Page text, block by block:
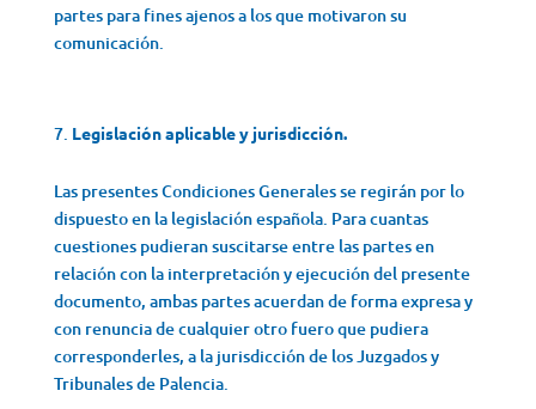
partes para fines ajenos a los que motivaron su
comunicación.
Legislación aplicable y jurisdicción.
Las presentes Condiciones Generales se regirán por lo
dispuesto en la legislación española. Para cuantas
cuestiones pudieran suscitarse entre las partes en
relación con la interpretación y ejecución del presente
documento, ambas partes acuerdan de forma expresa y
con renuncia de cualquier otro fuero que pudiera
corresponderles, a la jurisdicción de los Juzgados y
Tribunales de Palencia.